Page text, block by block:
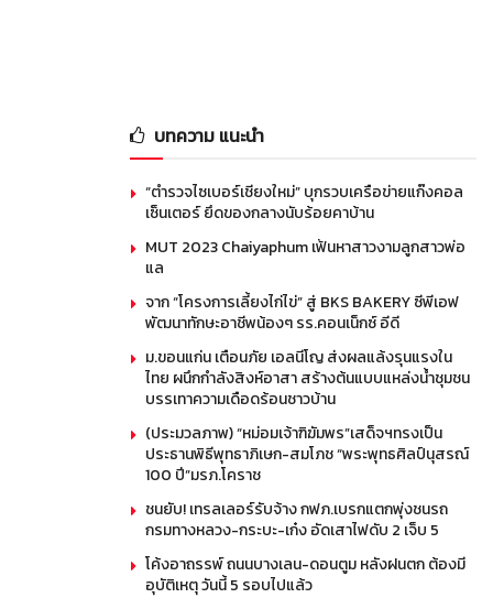
บทความ แนะนำ
“ตำรวจไซเบอร์เชียงใหม่” บุกรวบเครือข่ายแก๊งคอล
เซ็นเตอร์ ยึดของกลางนับร้อยคาบ้าน
MUT 2023 Chaiyaphum เฟ้นหาสาวงามลูกสาวพ่อ
แล
จาก “โครงการเลี้ยงไก่ไข่” สู่ BKS BAKERY ซีพีเอฟ
พัฒนาทักษะอาชีพน้องๆ รร.คอนเน็กซ์ อีดี
ม.ขอนแก่น เตือนภัย เอลนีโญ ส่งผลแล้งรุนแรงใน
ไทย ผนึกกำลังสิงห์อาสา สร้างต้นแบบแหล่งน้ำชุมชน
บรรเทาความเดือดร้อนชาวบ้าน
(ประมวลภาพ) “หม่อมเจ้าฑิฆัมพร”เสด็จฯทรงเป็น
ประธานพิธีพุทธาภิเษก-สมโภช “พระพุทธศิลป์นุสรณ์
100 ปี”มรภ.โคราช
ชนยับ! เทรลเลอร์รับจ้าง กฟภ.เบรกแตกพุ่งชนรถ
กรมทางหลวง-กระบะ-เก๋ง อัดเสาไฟดับ 2 เจ็บ 5
โค้งอาถรรพ์ ถนนบางเลน-ดอนตูม หลังฝนตก ต้องมี
อุบัติเหตุ วันนี้ 5 รอบไปแล้ว